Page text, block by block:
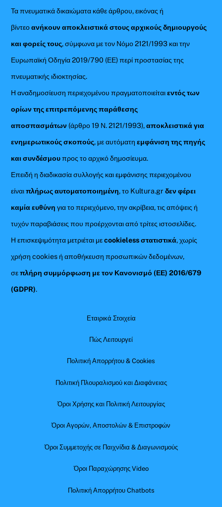
Τα πνευματικά δικαιώματα κάθε άρθρου, εικόνας ή
βίντεοανήκουν αποκλειστικά στους αρχικούς δημιουργούς
και φορείς τους, σύμφωνα με τον Νόμο 2121/1993 και την
Ευρωπαϊκή Οδηγία 2019/790 (ΕΕ) περί προστασίας της
πνευματικής ιδιοκτησίας.
Η αναδημοσίευση περιεχομένου πραγματοποιείταιεντός των
ορίων της επιτρεπόμενης παράθεσης
αποσπασμάτων (άρθρο 19 Ν. 2121/1993),αποκλειστικά για
ενημερωτικούς σκοπούς, με αυτόματηεμφάνιση της πηγής
και συνδέσμουπρος το αρχικό δημοσίευμα.
Επειδή η διαδικασία συλλογής και εμφάνισης περιεχομένου
είναιπλήρως αυτοματοποιημένη, το Kultura.grδεν φέρει
καμία ευθύνη για το περιεχόμενο, την ακρίβεια, τις απόψεις ή
τυχόν παραβιάσεις που προέρχονται από τρίτες ιστοσελίδες.
Η επισκεψιμότητα μετριέται μεcookieless στατιστικά, χωρίς
χρήση cookies ή αποθήκευση προσωπικών δεδομένων,
σεπλήρη συμμόρφωση με τον Κανονισμό (ΕΕ) 2016/679
(GDPR).
Εταιρικά Στοιχεία
Πώς Λειτουργεί
Πολιτική Απορρήτου & Cookies
Πολιτική Πλουραλισμού και Διαφάνειας
Όροι Χρήσης και Πολιτική Λειτουργίας
Όροι Αγορών, Αποστολών & Επιστροφών
Όροι Συμμετοχής σε Παιχνίδια & Διαγωνισμούς
Όροι Παραχώρησης Video
Πολιτική Απορρήτου Chatbots